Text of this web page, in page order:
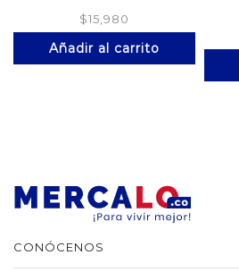
$15,980
Añadir al carrito
CONÓCENOS